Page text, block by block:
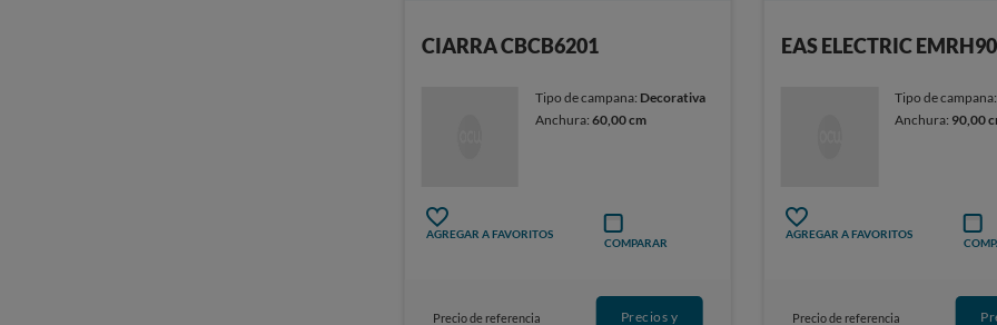
CIARRA CBCB6201
Tipo de campana: Decorativa
Anchura:60,00 cm
AGREGAR A FAVORITOS
COMPARAR
Precio de referencia
Precios y
EAS ELECTRIC
Tipo de
Anchura: 90,00
AGREGAR A FAVORITOS
Precio de referencia